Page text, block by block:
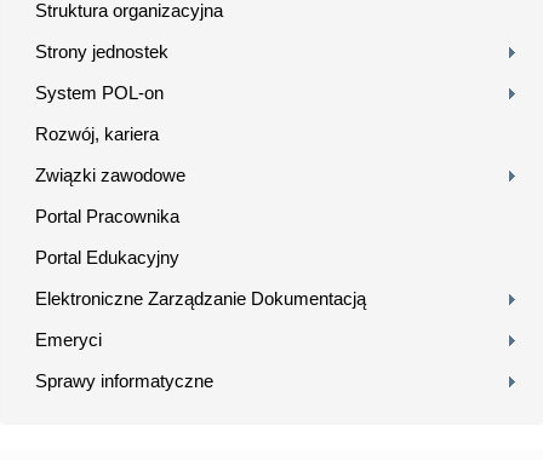
Struktura organizacyjna
Strony jednostek
System POL-on
Rozwój, kariera
Związki zawodowe
Portal Pracownika
Portal Edukacyjny
Elektroniczne Zarządzanie Dokumentacją
Emeryci
Sprawy informatyczne